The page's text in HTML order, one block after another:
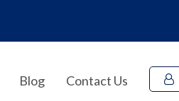
Blog Contact Us